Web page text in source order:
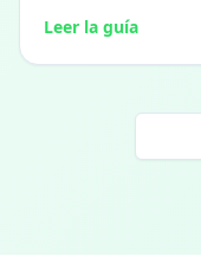
Leer la guía